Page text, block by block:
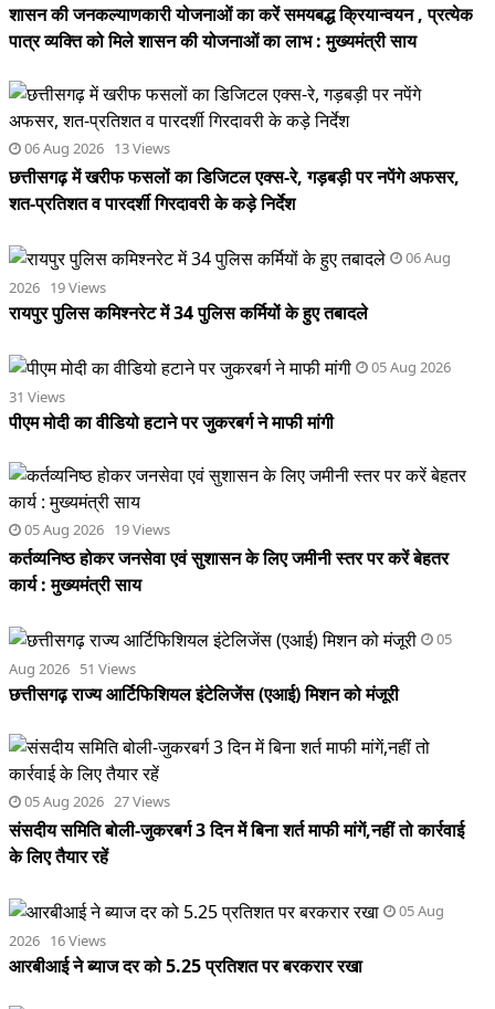
शासन की जनकल्याणकारी योजनाओं का करें समयबद्ध क्रियान्वयन , प्रत्येक
पात्र व्यक्ति को मिले शासन की योजनाओं का लाभ : मुख्यमंत्री साय
06 Aug 2026 13 Views
छत्तीसगढ़ में खरीफ फसलों का डिजिटल एक्स-रे, गड़बड़ी पर नपेंगे अफसर,
शत-प्रतिशत व पारदर्शी गिरदावरी के कड़े निर्देश
06 Aug
2026 19 Views
रायपुर पुलिस कमिश्नरेट में 34 पुलिस कर्मियों के हुए तबादले
05 Aug 2026
31 Views
पीएम मोदी का वीडियो हटाने पर जुकरबर्ग ने माफी मांगी
05 Aug 2026 19 Views
कर्तव्यनिष्ठ होकर जनसेवा एवं सुशासन के लिए जमीनी स्तर पर करें बेहतर
कार्य : मुख्यमंत्री साय
05
Aug 2026 51 Views
छत्तीसगढ़ राज्य आर्टिफिशियल इंटेलिजेंस (एआई) मिशन को मंजूरी
05 Aug 2026 27 Views
संसदीय समिति बोली-जुकरबर्ग 3 दिन में बिना शर्त माफी मांगें,नहीं तो कार्रवाई
के लिए तैयार रहें
05 Aug
2026 16 Views
आरबीआई ने ब्याज दर को 5.25 प्रतिशत पर बरकरार रखा